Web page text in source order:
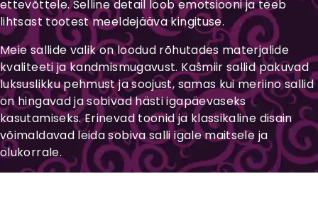
ettevõttele. Selline detail loob emotsiooni ja teeb
lihtsast tootest meeldejääva kingituse.
Meie sallide valik on loodud rõhutades materjalide
kvaliteeti ja kandmismugavust. Kašmiir sallid pakuvad
luksuslikku pehmust ja soojust, samas kui meriino sallid
on hingavad ja sobivad hästi igapäevaseks
kasutamiseks. Erinevad toonid ja klassikaline disain
võimaldavad leida sobiva salli igale maitsele ja
olukorrale.